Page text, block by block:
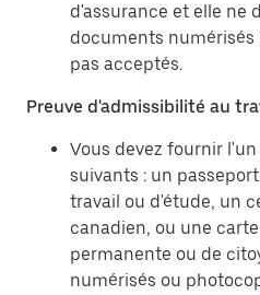
d'assurance et elle ne
documents
pas acceptés.
Preuve d'admissibilité au
Vous devez fournir
suivants : un
travail ou d'étude, un
canadien, ou une
permanente ou de
numérisés ou